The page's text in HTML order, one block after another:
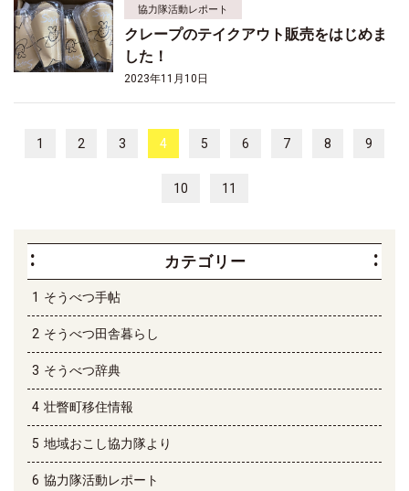
協力隊活動レポート
クレープのテイクアウト販売をはじめま
した！
2023年11月10日
1 2 3 4 5 6 7 8 9
10 11
カテゴリー
そうべつ手帖
そうべつ田舎暮らし
そうべつ辞典
壮瞥町移住情報
地域おこし協力隊より
協力隊活動レポート